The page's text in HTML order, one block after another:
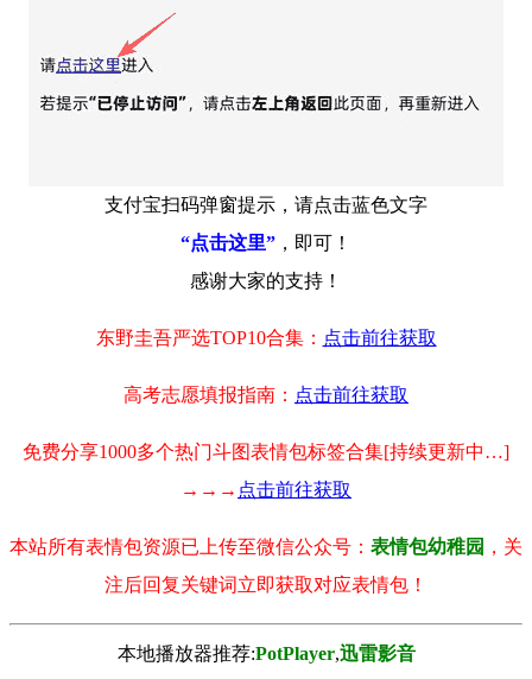
支付宝扫码弹窗提示，请点击蓝色文字
“点击这里” ，即可！
感谢大家的支持！
东野圭吾严选TOP10合集： 点击前往获取
高考志愿填报指南： 点击前往获取
免费分享1000多个热门斗图表情包标签合集[持续更新中…]
→→→ 点击前往获取
本站所有表情包资源已上传至微信公众号： 表情包幼稚园 ，关
注后回复关键词立即获取对应表情包！
本地播放器推荐:РotРlayer,迅雷影音